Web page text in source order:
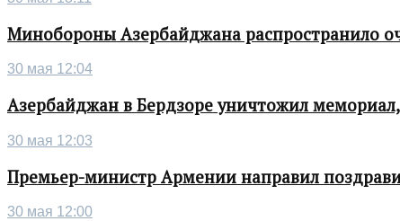
Минобороны Азербайджана распространило
30 мая 12:04
Азербайджан в Бердзоре уничтожил
30 мая 12:03
Премьер-министр Армении направил
30 мая 12:00